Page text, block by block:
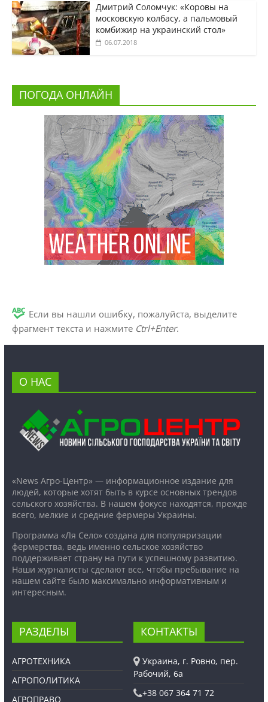
Дмитрий Соломчук: «Коровы на
московскую колбасу, а пальмовый
комбижир на украинский стол»
06.07.2018
ПОГОДА ОНЛАЙН
Если вы нашли ошибку, пожалуйста, выделите
фрагмент текста и нажмите Ctrl+Enter.
О НАС
«News Агро-Центр» — информационное издание для
людей, которые хотят быть в курсе основных трендов
сельского хозяйства. В нашем фокусе находятся, прежде
всего, мелкие и средние фермеры Украины.
Программа «Ля Село» создана для популяризации
фермерства, ведь именно сельское хозяйство
поддерживает страну на пути к успешному развитию.
Наши журналисты сделают все, чтобы пребывание на
нашем сайте было максимально информативным и
интересным.
РАЗДЕЛЫ
АГРОТЕХНИКА
АГРОПОЛИТИКА
АГРОПРАВО
КОНТАКТЫ
Украина, г. Ровно, пер.
Рабочий, 6а
+38 067 364 71 72